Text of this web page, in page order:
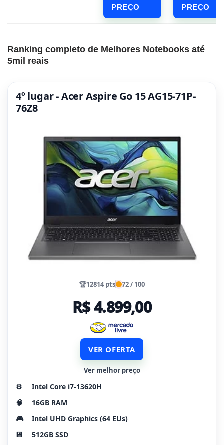
PREÇO
PREÇO
Ranking completo de Melhores Notebooks até
5mil reais
4º lugar - Acer Aspire Go 15 AG15-71P-
76Z8
🏆12814 pts 72 / 100
R$ 4.899,00
VER OFERTA
Ver melhor preço
⚙️
Intel Core i7-13620H
🧠
16GB RAM
🎮
Intel UHD Graphics (64 EUs)
💾
512GB SSD